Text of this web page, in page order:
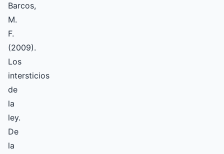
Barcos,
M.
F.
(2009).
Los
intersticios
de
la
ley.
De
la